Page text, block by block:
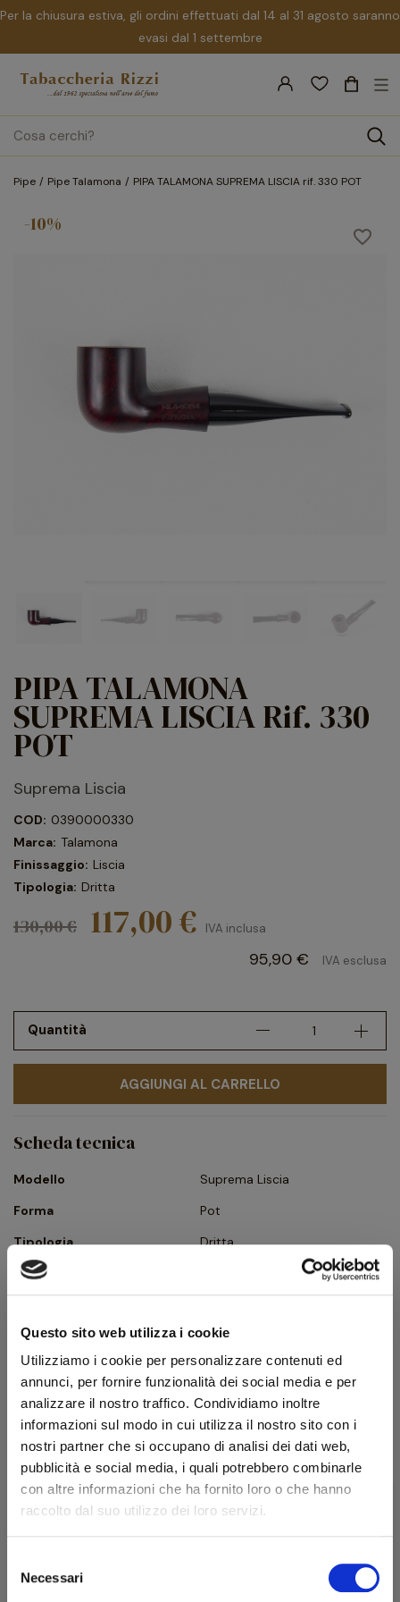
Questo sito web utilizza i cookie
Utilizziamo i cookie per personalizzare contenuti ed
annunci, per fornire funzionalità dei social media e per
analizzare il nostro traffico. Condividiamo inoltre
informazioni sul modo in cui utilizza il nostro sito con i
nostri partner che si occupano di analisi dei dati web,
pubblicità e social media, i quali potrebbero combinarle
con altre informazioni che ha fornito loro o che hanno
raccolto dal suo utilizzo dei loro servizi.
delNecessari
Per la chiusura estiva, gli ordini effettuati dal 14 al 31 agosto saranno
evasi dal 1 settembre
search
☰
Pipe Pipe Talamona PIPA TALAMONA SUPREMA LISCIA rif. 330 POT
favorite_border
-10%
PIPA TALAMONA
SUPREMA LISCIA Rif. 330
POT
Suprema Liscia
COD: 0390000330
Marca: Talamona
Finissaggio: Liscia
Tipologia: Dritta
130,00 € 117,00 € IVA inclusa
95,90 € IVA esclusa
Quantità
AGGIUNGI AL CARRELLO
Scheda tecnica
Modello
Suprema Liscia
Forma
Pot
Tipologia
Dritta
Finissaggio
Bocchino
Metacrilato
Foro bocchino (mm)
3
Filtro
No
Peso (g)
46
Ghiera
Flock
Confezione originale
Sì
Descrizione produttore